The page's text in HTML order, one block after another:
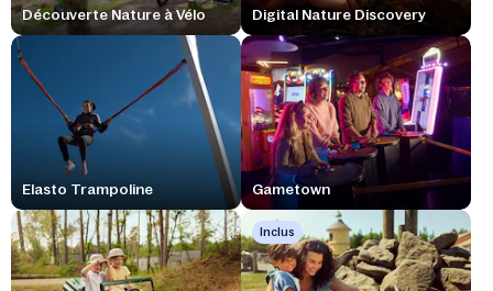
Découverte Nature à Vélo Digital Nature Discovery
Elasto Trampoline Gametown
Inclus